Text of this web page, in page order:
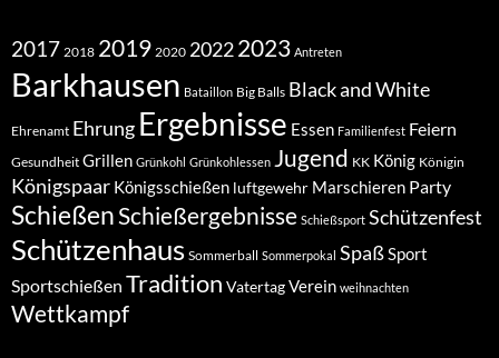
2017 2018 2019 2020 20222023 Antreten
Barkhausen Bataillon Big Balls Black and White
Ehrenamt Ehrung Ergebnisse Essen Familienfest Feiern
Gesundheit Grillen Grünkohl Grünkohlessen Jugend KK König Königin
Königspaar Königsschießen luftgewehr Marschieren Party
SchießenSchießergebnisse Schießsport Schützenfest
Schützenhaus Sommerball Sommerpokal SpaßSport
Sportschießen Tradition VatertagVerein weihnachten
Wettkampf